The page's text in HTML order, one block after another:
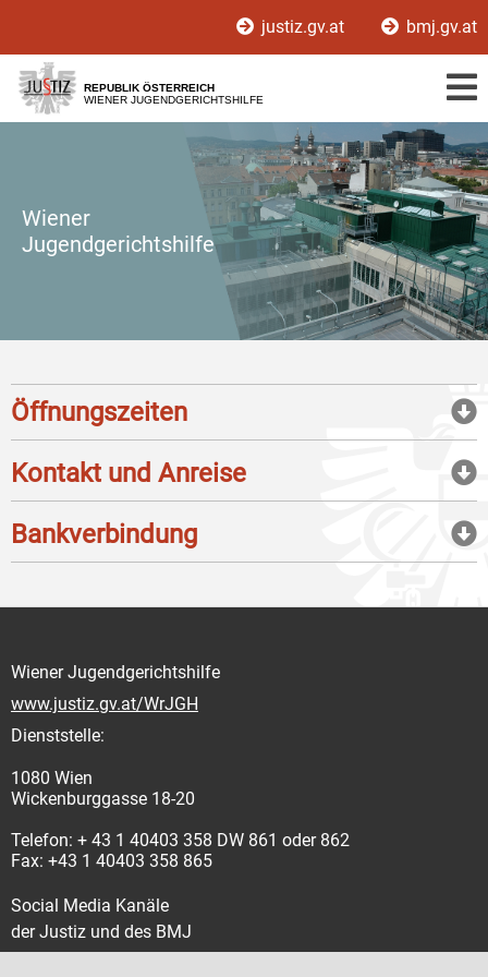
[1]
[2]
justiz.gv.at bmj.gv.at
REPUBLIK ÖSTERREICH
WIENER JUGENDGERICHTSHILFE
Wiener
Jugendgerichtshilfe
Öffnungszeiten
Kontakt und Anreise
Bankverbindung
Wiener Jugendgerichtshilfe
www.justiz.gv.at/WrJGH
Dienststelle:
1080 Wien
Wickenburggasse 18-20
Telefon: + 43 1 40403 358 DW 861 oder 862
Fax: +43 1 40403 358 865
Social Media Kanäle
der Justiz und des BMJ